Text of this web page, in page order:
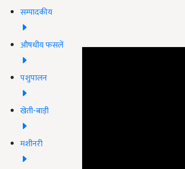
सम्पादकीय
औषधीय फसलें
पशुपालन
खेती-बाड़ी
मशीनरी